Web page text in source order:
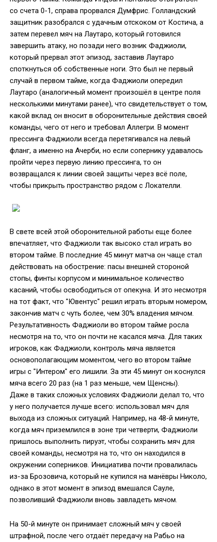
со счета 0-1, справа прорвался Думфрис. Голландский
защитник разобрался с удачным отскоком от Костича, а
затем перевел мяч на Лаутаро, который готовился
завершить атаку, но позади него возник Фаджиоли,
который прервал этот эпизод, заставив Лаутаро
споткнуться об собственные ноги. Это был не первый
случай в первом тайме, когда Фаджиоли опередил
Лаутаро (аналогичный момент произошёл в центре поля
несколькими минутами ранее), что свидетельствует о том,
какой вклад он вносит в оборонительные действия своей
команды, чего от него и требовал Аллегри. В момент
прессинга Фаджиоли всегда перетягивался на левый
фланг, а именно на Ачерби, но если сопернику удавалось
пройти через первую линию прессинга, то он
возвращался к линии своей защиты через всё поле,
чтобы прикрыть пространство рядом с Локателли.
В свете всей этой оборонительной работы еще более
впечатляет, что Фаджиоли так высоко стал играть во
втором тайме. В последние 45 минут матча он чаще стал
действовать на обострение: пасы внешней стороной
стопы, финты корпусом и минимальное количество
касаний, чтобы освободиться от опекуна. И это несмотря
на тот факт, что "Ювентус" решил играть вторым номером,
закончив матч с чуть более, чем 30% владения мячом.
Результативность Фаджиоли во втором тайме росла
несмотря на то, что он почти не касался мяча. Для таких
игроков, как Фаджиоли, контроль мяча является
основополагающим моментом, чего во втором тайме
игры с "Интером" его лишили. За эти 45 минут он коснулся
мяча всего 20 раз (на 1 раз меньше, чем Щенсны).
Даже в таких сложных условиях Фаджиоли делал то, что
у него получается лучше всего: использовал мяч для
выхода из сложных ситуаций. Например, на 48-й минуте,
когда мяч приземлился в зоне три четверти, Фаджиоли
пришлось выполнить пируэт, чтобы сохранить мяч для
своей команды, несмотря на то, что он находился в
окружении соперников. Инициатива почти провалилась
из-за Брозовича, который не купился на манёвры Николо,
однако в этот момент в эпизод вмешался Сауле,
позволивший Фаджиоли вновь завладеть мячом.
На 50-й минуте он принимает сложный мяч у своей
штрафной, после чего отдаёт передачу на Рабьо на